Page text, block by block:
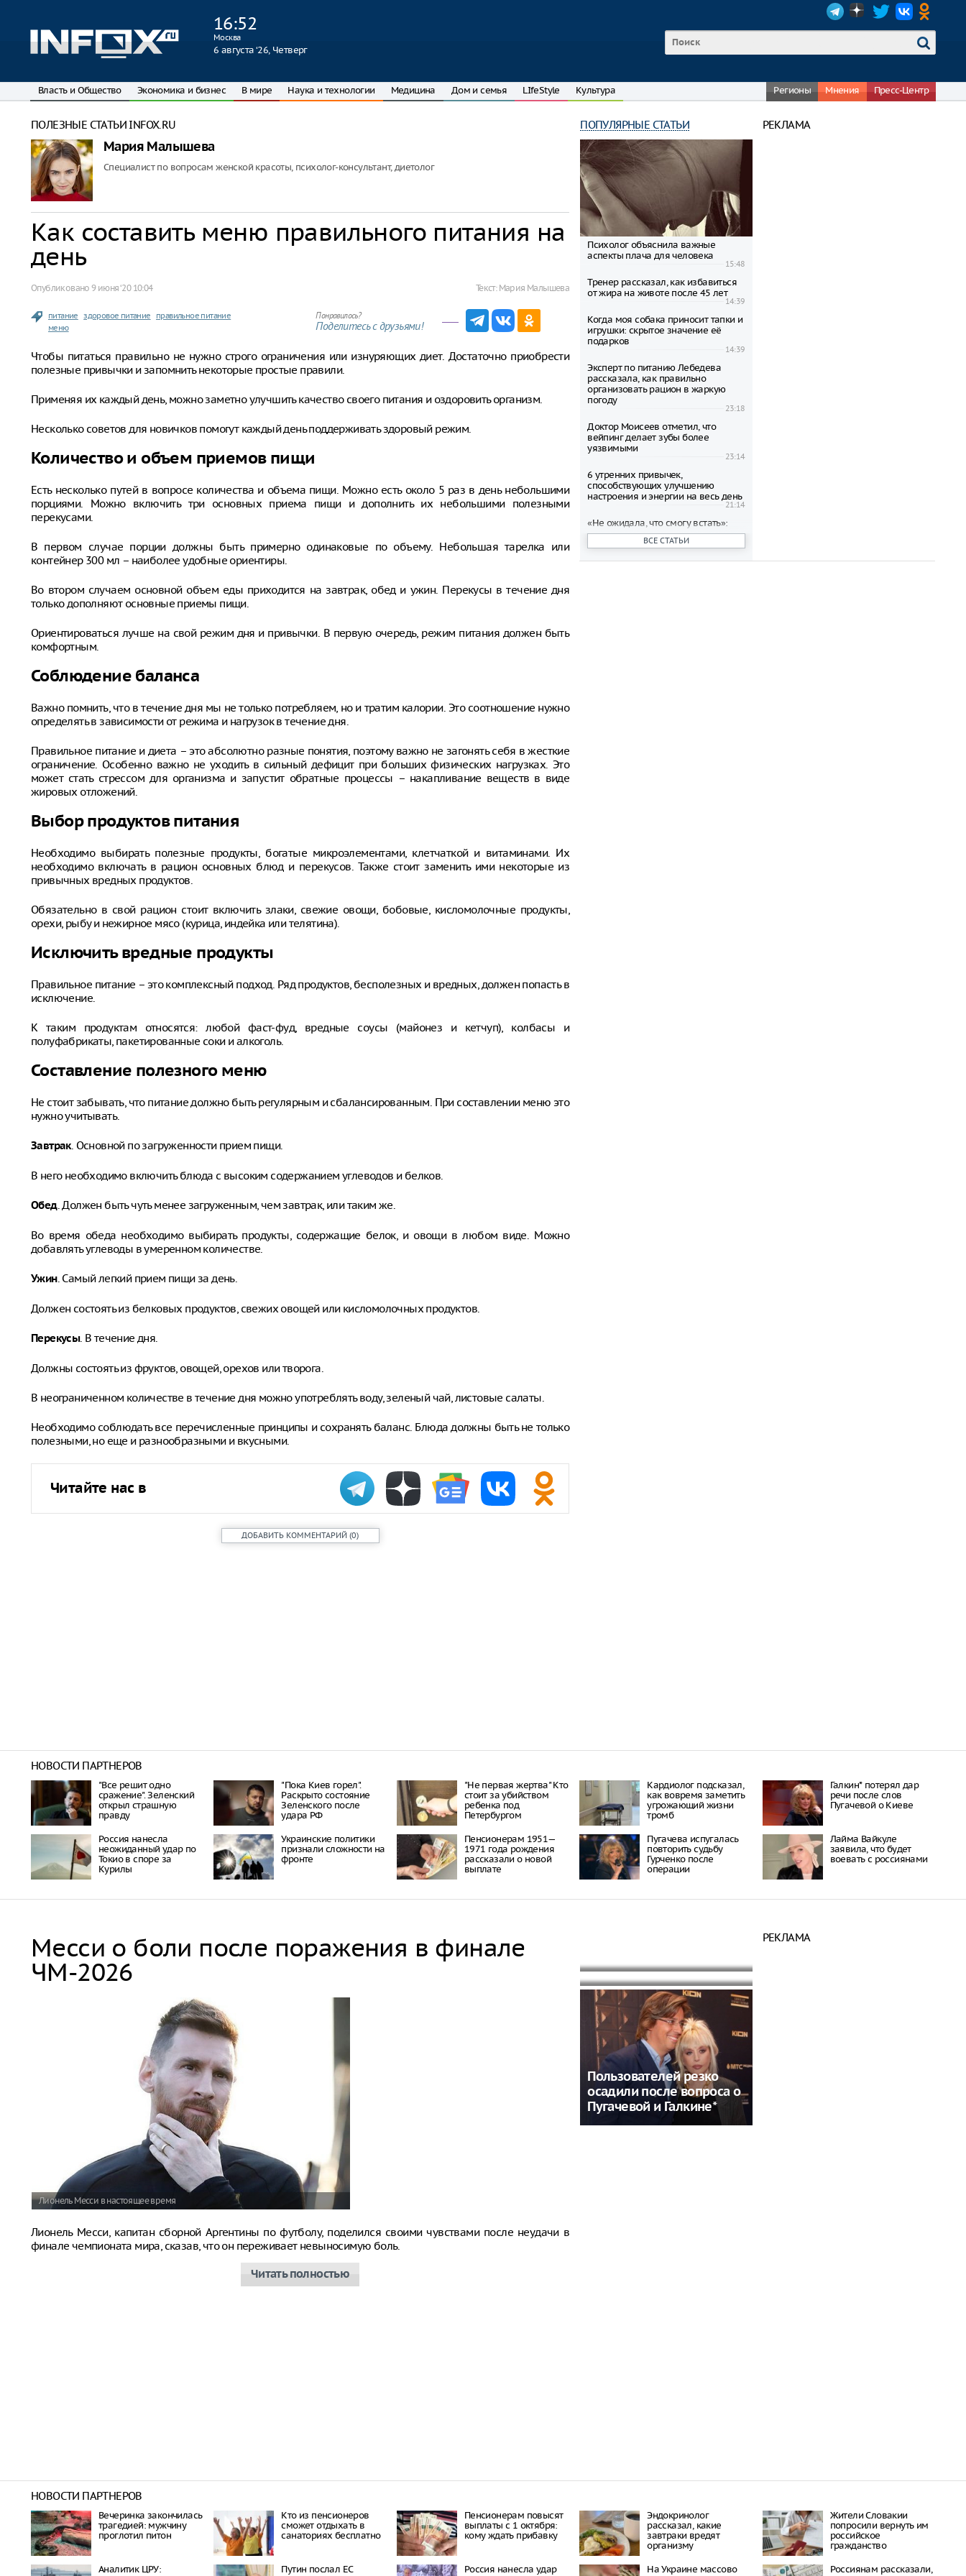
16:52
Москва
6 августа ‘26, Четверг
Власть и Общество Экономика и бизнес В мире Наука и технологии Медицина Дом и семья LIfeStyle Культура Регионы Мнения Пресс-Центр
ПОЛЕЗНЫЕ СТАТЬИ INFOX.RU
Мария Малышева
Специалист по вопросам женской красоты, психолог-консультант, диетолог
Как составить меню правильного питания на
день
Опубликовано9 июня ‘20 10:04 Текст: Мария Малышева
питание здоровое питание
правильное питание
меню
Понравилось?
Поделитесь с друзьями!
Чтобы питаться правильно не нужно строго ограничения или изнуряющих диет. Достаточно приобрести
полезные привычки и запомнить некоторые простые правили.
Применяя их каждый день, можно заметно улучшить качество своего питания и оздоровить организм.
Несколько советов для новичков помогут каждый день поддерживать здоровый режим.
Количество и объем приемов пищи
Есть несколько путей в вопросе количества и объема пищи. Можно есть около 5 раз в день небольшими
порциями. Можно включить три основных приема пищи и дополнить их небольшими полезными
перекусами.
В первом случае порции должны быть примерно одинаковые по объему. Небольшая тарелка или
контейнер 300 мл – наиболее удобные ориентиры.
Во втором случаем основной объем еды приходится на завтрак, обед и ужин. Перекусы в течение дня
только дополняют основные приемы пищи.
Ориентироваться лучше на свой режим дня и привычки. В первую очередь, режим питания должен быть
комфортным.
Соблюдение баланса
Важно помнить, что в течение дня мы не только потребляем, но и тратим калории. Это соотношение нужно
определять в зависимости от режима и нагрузок в течение дня.
Правильное питание и диета – это абсолютно разные понятия, поэтому важно не загонять себя в жесткие
ограничение. Особенно важно не уходить в сильный дефицит при больших физических нагрузках. Это
может стать стрессом для организма и запустит обратные процессы – накапливание веществ в виде
жировых отложений.
Выбор продуктов питания
Необходимо выбирать полезные продукты, богатые микроэлементами, клетчаткой и витаминами. Их
необходимо включать в рацион основных блюд и перекусов. Также стоит заменить ими некоторые из
привычных вредных продуктов.
Обязательно в свой рацион стоит включить злаки, свежие овощи, бобовые, кисломолочные продукты,
орехи, рыбу и нежирное мясо (курица, индейка или телятина).
Исключить вредные продукты
Правильное питание – это комплексный подход. Ряд продуктов, бесполезных и вредных, должен попасть в
исключение.
К таким продуктам относятся: любой фаст-фуд, вредные соусы (майонез и кетчуп), колбасы и
полуфабрикаты, пакетированные соки и алкоголь.
Составление полезного меню
Не стоит забывать, что питание должно быть регулярным и сбалансированным. При составлении меню это
нужно учитывать.
Завтрак. Основной по загруженности прием пищи.
В него необходимо включить блюда с высоким содержанием углеводов и белков.
Обед. Должен быть чуть менее загруженным, чем завтрак, или таким же.
Во время обеда необходимо выбирать продукты, содержащие белок, и овощи в любом виде. Можно
добавлять углеводы в умеренном количестве.
Ужин. Самый легкий прием пищи за день.
Должен состоять из белковых продуктов, свежих овощей или кисломолочных продуктов.
Перекусы. В течение дня.
Должны состоять из фруктов, овощей, орехов или творога.
В неограниченном количестве в течение дня можно употреблять воду, зеленый чай, листовые салаты.
Необходимо соблюдать все перечисленные принципы и сохранять баланс. Блюда должны быть не только
полезными, но еще и разнообразными и вкусными.
Читайте нас в
ДОБАВИТЬ КОММЕНТАРИЙ (0)
ПОПУЛЯРНЫЕ СТАТЬИ
Психолог объяснила важные
аспекты плача для человека
15:48
Тренер рассказал, как избавиться
от жира на животе после 45 лет
14:39
Когда моя собака приносит тапки и
игрушки: скрытое значение её
подарков
14:39
Эксперт по питанию Лебедева
рассказала, как правильно
организовать рацион в жаркую
погоду
23:18
Доктор Моисеев отметил, что
вейпинг делает зубы более
уязвимыми
23:14
6 утренних привычек,
способствующих улучшению
настроения и энергии на весь день
21:14
«Не ожидала, что смогу встать»:
Пугачева восстанавливается после
сложной операции
ВСЕ СТАТЬИ
РЕКЛАМА
НОВОСТИ ПАРТНЕРОВ
"Все решит одно
сражение". Зеленский
открыл страшную
правду
"Пока Киев горел".
Раскрыто состояние
Зеленского после
удара РФ
"Не первая жертва" Кто
стоит за убийством
ребенка под
Петербургом
Кардиолог подсказал,
как вовремя заметить
угрожающий жизни
тромб
Галкин* потерял дар
речи после слов
Пугачевой о Киеве
Россия нанесла
неожиданный удар по
Токио в споре за
Курилы
Украинские политики
признали сложности на
фронте
Пенсионерам 1951—
1971 года рождения
рассказали о новой
выплате
Пугачева испугалась
повторить судьбу
Гурченко после
операции
Лайма Вайкуле
заявила, что будет
воевать с россиянами
Месси о боли после поражения в финале
ЧМ-2026
Лионель Месси в настоящее время
Лионель Месси, капитан сборной Аргентины по футболу, поделился своими чувствами после неудачи в
финале чемпионата мира, сказав, что он переживает невыносимую боль.
Читать полностью
России
Пользователей резко
осадили после вопроса о
Пугачевой и Галкине*
РЕКЛАМА
НОВОСТИ ПАРТНЕРОВ
Вечеринка закончилась
трагедией: мужчину
проглотил питон
Кто из пенсионеров
сможет отдыхать в
санаториях бесплатно
Пенсионерам повысят
выплаты с 1 октября:
кому ждать прибавку
Эндокринолог
рассказал, какие
завтраки вредят
организму
Жители Словакии
попросили вернуть им
российское
гражданство
Аналитик ЦРУ:
Путин послал ЕС
Россия нанесла удар
На Украине массово
Россиянам рассказали,